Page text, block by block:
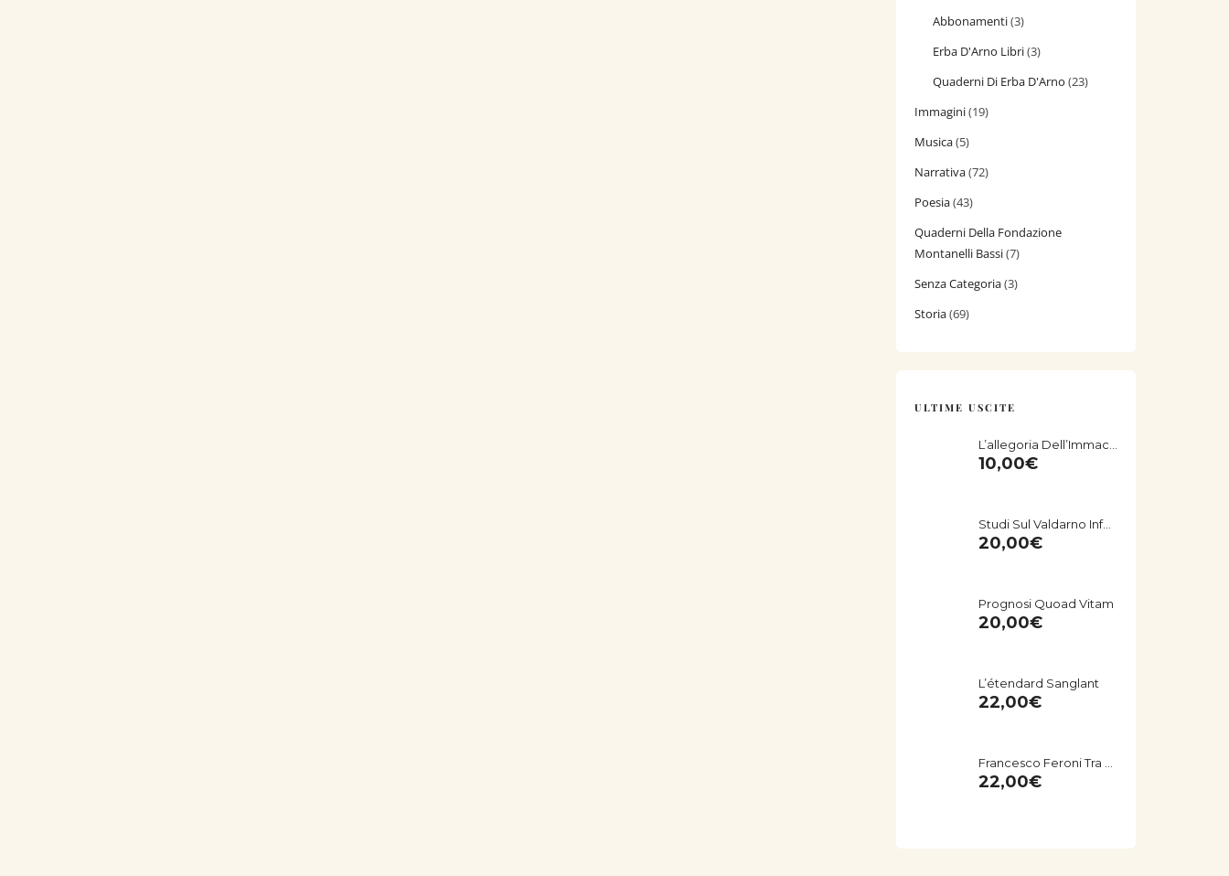
Abbonamenti(3)
Erba D'Arno Libri(3)
Quaderni Di Erba D'Arno (23)
Immagini(19)
Musica(5)
Narrativa(72)
Poesia(43)
Quaderni Della Fondazione
Montanelli Bassi(7)
Senza Categoria(3)
Storia(69)
ULTIME USCITE
10,00€
Studi Sul Valdarno Inferiore (Toscana) - Miscellanea Storico-Archeologica
20,00€
Prognosi Quoad Vitam
20,00€
L’étendard Sanglant
22,00€
22,00€